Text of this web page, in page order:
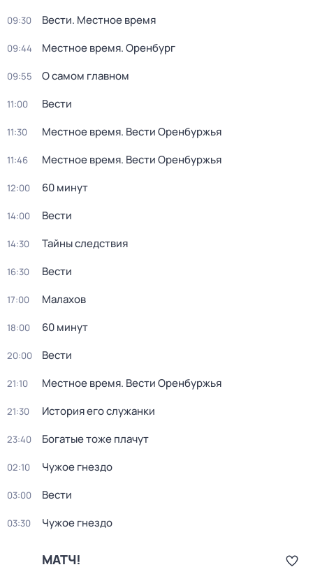
09:30 Вести. Местное время
09:44 Местное время. Оренбург
09:55 О самом главном
11:00 Вести
11:30 Местное время. Вести Оренбуржья
11:46 Местное время. Вести Оренбуржья
12:00 60 минут
14:00 Вести
14:30 Тайны следствия
16:30 Вести
17:00 Малахов
18:00 60 минут
20:00 Вести
21:10 Местное время. Вести Оренбуржья
21:30 История его служанки
23:40 Богатые тоже плачут
02:10 Чужое гнездо
03:00 Вести
03:30 Чужое гнездо
МАТЧ!